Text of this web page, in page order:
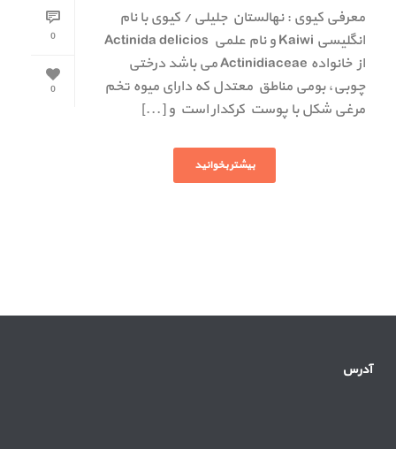
0
0
معرفی کیوی : نهالستان جلیلی / کیوی با نام
انگلیسی Kaiwi و نام علمی Actinida delicios
از خانواده Actinidiaceae می باشد درختی
چوبی، بومی مناطق معتدل که دارای میوه تخم
مرغی شکل با پوست کرکدار است و [...]
بیشتر بخوانید
آدرس